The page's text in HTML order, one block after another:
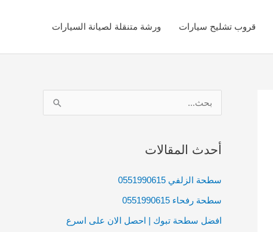
قروب تشليح سيارات ورشة متنقلة لصيانة السيارات
ب
أحدث المقالات
سطحة الزلفي 0551990615
سطحة رفحاء 0551990615
افضل سطحة تبوك | احصل الان على اسرع